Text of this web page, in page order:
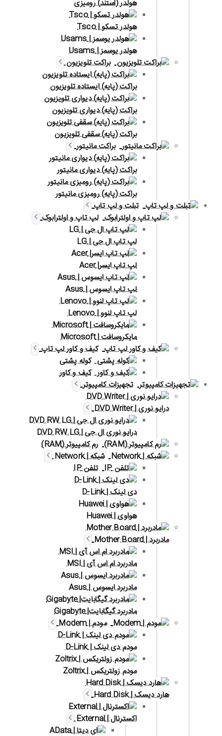
هولدر (استند) رومیزی
هولدر تسکو | Tsco
هولدر یوسمز | Usams
براکت تلویزیون
براکت (پایه) ایستاده تلویزیون
براکت (پایه) دیواری تلویزیون
براکت (پایه) سقفی تلویزیون
براکت مانیتور
براکت (پایه) دیواری مانیتور
براکت (پایه) رومیزی مانیتور
تبلت و لپ تاپ
لپ تاپ و اولترابوک
لپ تاپ ال جی | LG
لپ تاپ ایسر| Acer
لپ تاپ ایسوس | Asus
لپ تاپ لنوو | Lenovo
مایکروسافت | Microsoft
کیف و کاور لپ تاپ
کوله پشتی
کیف و کاور
تجهیزات کامپیوتر
درایو نوری | DVD Writer
درایو نوری ال جی | DVD RW LG
رم کامپیوتر (RAM)
شبکه | Network
تلفن IP
دی لینک | D-Link
هواوی | Huawei
مادربرد | Mother Board
مادربرد ام اس آی | MSI
مادربرد ایسوس | Asus
مادربرد گیگابایت| Gigabyte
مودم | Modem
مودم دی لینک | D-Link
مودم زولتریکس | Zoltrix
هارد دیسک | Hard Disk
اکسترنال | External